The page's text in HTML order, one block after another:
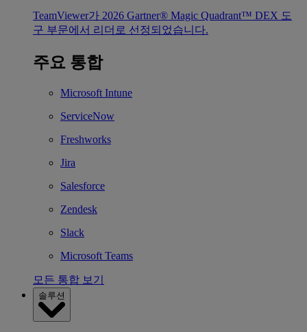
TeamViewer가 2026 Gartner® Magic Quadrant™ DEX 도
구 부문에서 리더로 선정되었습니다.
주요 통합
Microsoft Intune
ServiceNow
Freshworks
Jira
Salesforce
Zendesk
Slack
Microsoft Teams
모든 통합 보기
솔루션